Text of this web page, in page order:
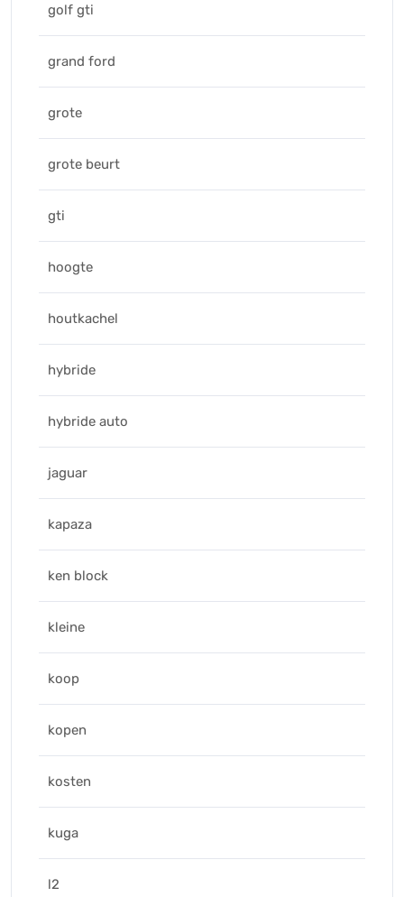
golf gti
grand ford
grote
grote beurt
gti
hoogte
houtkachel
hybride
hybride auto
jaguar
kapaza
ken block
kleine
koop
kopen
kosten
kuga
l2